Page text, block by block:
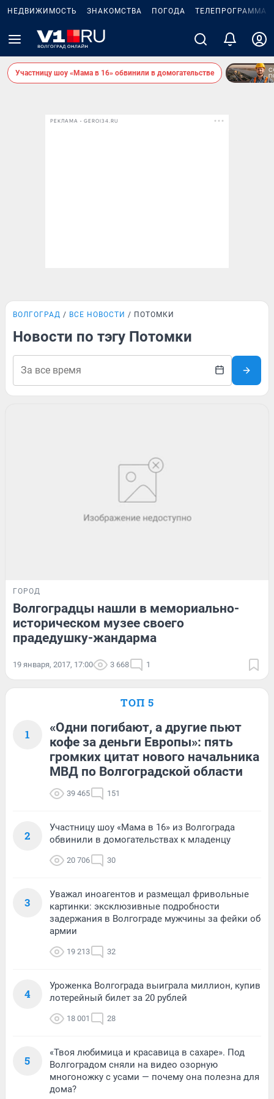
НЕДВИЖИМОСТЬ ЗНАКОМСТВА ПОГОДА ТЕЛЕПРОГРАММА
Участницу шоу «Мама в 16» обвинили в домогательстве
РЕКЛАМА • GEROI34.RU
ВОЛГОГРАД ВСЕ НОВОСТИ ПОТОМКИ
Новости по тэгу Потомки
ГОРОД
Волгоградцы нашли в мемориально-
историческом музее своего
прадедушку-жандарма
19 января, 2017, 17:00 3 668 1
ТОП 5
1
«Одни погибают, а другие пьют
кофе за деньги Европы»: пять
громких цитат нового начальника
МВД по Волгоградской области
39 465 151
2
Участницу шоу «Мама в 16» из Волгограда
обвинили в домогательствах к младенцу
20 706 30
3
Уважал иноагентов и размещал фривольные
картинки: эксклюзивные подробности
задержания в Волгограде мужчины за фейки об
армии
19 213 32
4
Уроженка Волгограда выиграла миллион, купив
лотерейный билет за 20 рублей
18 001 28
5
«Твоя любимица и красавица в сахаре». Под
Волгоградом сняли на видео озорную
многоножку с усами — почему она полезна для
дома?